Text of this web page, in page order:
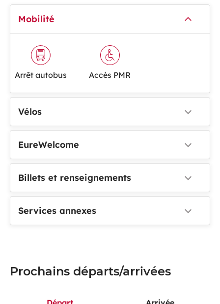
Mobilité
Arrêt autobus Accès PMR
Vélos
EureWelcome
Billets et renseignements
Services annexes
Prochains départs/arrivées